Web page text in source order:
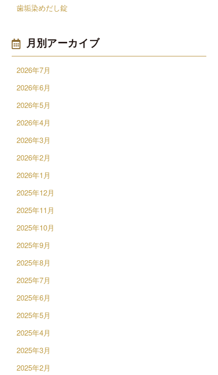
歯垢染めだし錠
月別アーカイブ
2026年7月
2026年6月
2026年5月
2026年4月
2026年3月
2026年2月
2026年1月
2025年12月
2025年11月
2025年10月
2025年9月
2025年8月
2025年7月
2025年6月
2025年5月
2025年4月
2025年3月
2025年2月